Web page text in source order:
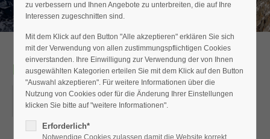
Der Eintrag "offcanvas-col4" existiert leider nicht.
Monatsabend
05.02.2020
ORT: BRANDENBURGER HOF
zu verbessern und Ihnen Angebote zu unterbreiten, die auf Ihre
Interessen zugeschnitten sind.
Mit dem Klick auf den Button "Alle akzeptieren" erklären Sie sich
mit der Verwendung von allen zustimmungspflichtigen Cookies
einverstanden. Ihre Einwilligung zur Verwendung der von Ihnen
ausgewählten Kategorien erteilen Sie mit dem Klick auf den Button
"Auswahl akzeptieren". Für weitere Informationen über die
Nutzung von Cookies oder für die Änderung Ihrer Einstellungen
klicken Sie bitte auf "weitere Informationen".
Erforderlich*
Notwendige Cookies zulassen damit die Website korrekt